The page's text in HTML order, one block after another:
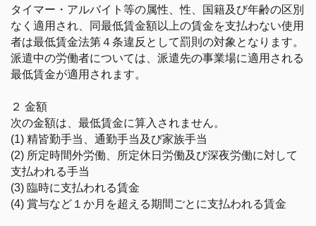
タイマー・アルバイト等の属性、性、国籍及び年齢の区別
なく適用され、同最低賃金額以上の賃金を支払わない使用
者は最低賃金法第４条違反として罰則の対象となります。
派遣中の労働者については、派遣先の事業場に適用される
最低賃金が適用されます。
２ 金額
次の金額は、最低賃金に算入されません。
(1) 精皆勤手当、通勤手当及び家族手当
(2) 所定時間外労働、所定休日労働及び深夜労働に対して
支払われる手当
(3) 臨時に支払われる賃金
(4) 賞与など１か月を超える期間ごとに支払われる賃金